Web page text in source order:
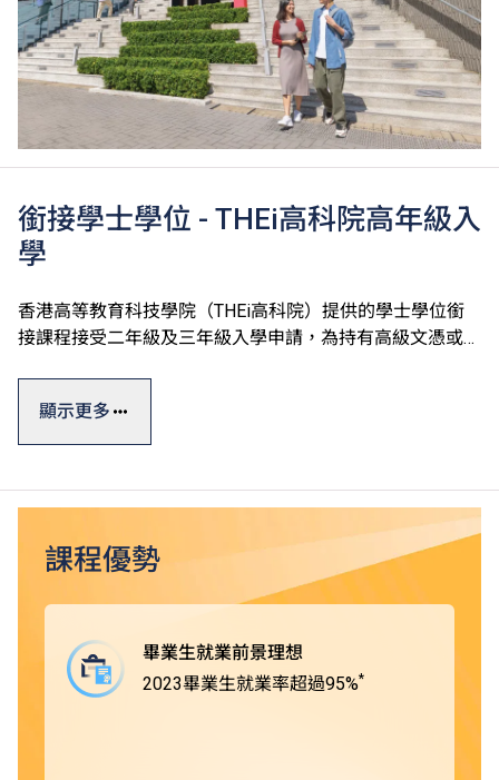
銜接學士學位 - THEi高科院高年級入
學
香港高等教育科技學院（THEi高科院）提供的學士學位銜
接課程接受二年級及三年級入學申請，為持有高級文憑或同
詳情請瀏覽THEi高科院
顯示更多
課程優勢
畢業生就業前景理想
2023畢業生就業率超過95%*